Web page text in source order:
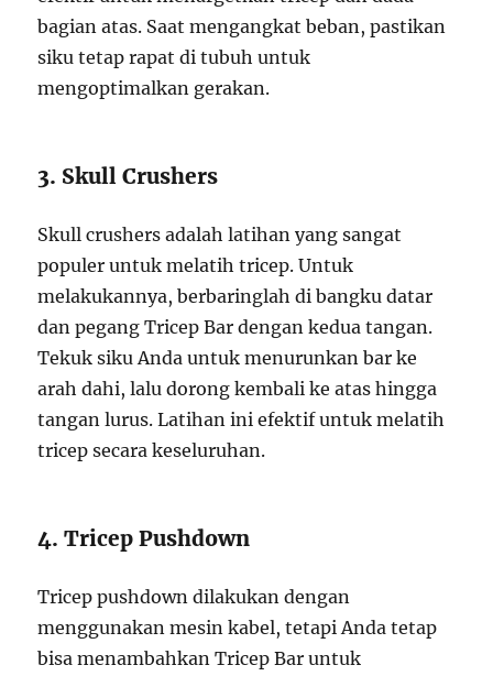
bagian atas. Saat mengangkat beban, pastikan
siku tetap rapat di tubuh untuk
mengoptimalkan gerakan.
3. Skull Crushers
Skull crushers adalah latihan yang sangat
populer untuk melatih tricep. Untuk
melakukannya, berbaringlah di bangku datar
dan pegang Tricep Bar dengan kedua tangan.
Tekuk siku Anda untuk menurunkan bar ke
arah dahi, lalu dorong kembali ke atas hingga
tangan lurus. Latihan ini efektif untuk melatih
tricep secara keseluruhan.
4. Tricep Pushdown
Tricep pushdown dilakukan dengan
menggunakan mesin kabel, tetapi Anda tetap
bisa menambahkan Tricep Bar untuk